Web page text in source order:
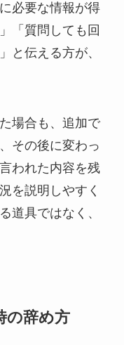
必要な情報が得
「質問しても回
と伝える方が、
場合も、追加で
その後に変わっ
われた内容を残
を説明しやすく
道具ではなく、
の辞め方